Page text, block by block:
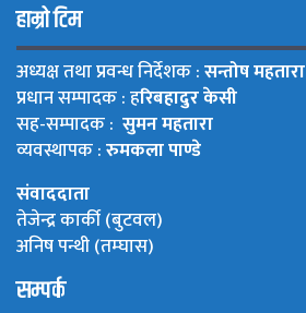
हाम्रो टिम
अध्यक्ष तथा प्रवन्ध निर्देशक :सन्तोष महतारा
प्रधान सम्पादक : हरिबहादुर केसी
सह-सम्पादक : सुमन महतारा
व्यवस्थापक :रुमकला पाण्डे
संवाददाता
तेजेन्द्र कार्की (बुटवल)
अनिष पन्थी (तम्घास)
सम्पर्क